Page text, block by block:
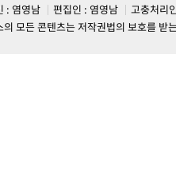
: 염영남
편집인 : 염영남
고충처리
의 모든 콘텐츠는 저작권법의 보호를